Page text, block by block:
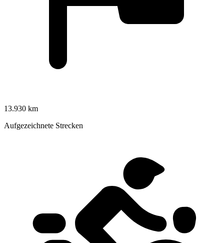
13.930 km
Aufgezeichnete Strecken